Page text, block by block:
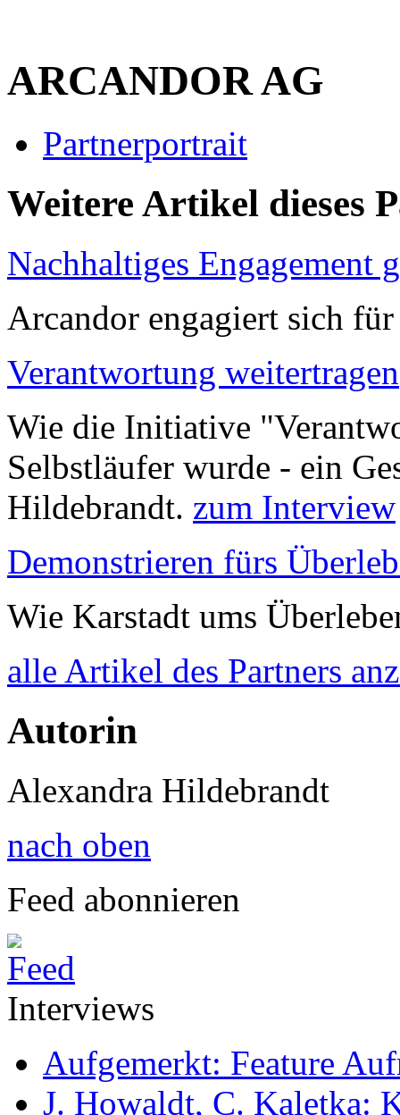
ARCANDOR AG
Partnerportrait
Weitere Artikel dieses
Nachhaltiges Engagement
Arcandor engagiert sich
Verantwortung weitertragen
Wie die Initiative
Selbstläufer wurde - ein
Hildebrandt. zum Interview
Demonstrieren fürs
Wie Karstadt ums
alle Artikel des Partners
Autorin
Alexandra Hildebrandt
nach oben
Feed abonnieren
Interviews
Aufgemerkt: Feature
J. Howaldt, C. Kaletka: